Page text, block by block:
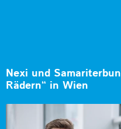
Nexi und
Rädern“ in Wien